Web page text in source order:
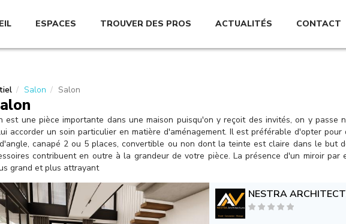
ESPACES TROUVER DES PROS ACTUALITÉS CONTACT
Salon Salon
est une pièce importante dans une maison puisqu'on y reçoit des invités, on y passe
accorder un soin particulier en matière d'aménagement. Il est préférable d'opter
canapé 2 ou 5 places, convertible ou non dont la teinte est claire dans le but
contribuent en outre à la grandeur de votre pièce. La présence d'un miroir par
grand et plus attrayant
NESTRA